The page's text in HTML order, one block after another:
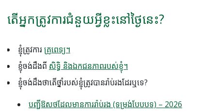
តើអ្នកត្រូវការជំនួយអ្វីខ្លះនៅថ្ងៃនេះ?
ខ្ញុំត្រូវការ គ្រូពេទ្យ។
ខ្ញុំចង់ដឹងពី សិទ្ធិ និងឯកជនភាពរបស់ខ្ញុំ។
ខ្ញុំ​ចង់​ដឹង​ថា​តើ​ថ្នាំ​របស់​ខ្ញុំ​ត្រូវ​បាន​រ៉ាប់រង​ដែរ​ឬ​ទេ?
បញ្ជីឱសថដែលមានការរ៉ាប់រង (ទម្រង់បែបបទ) – 2026